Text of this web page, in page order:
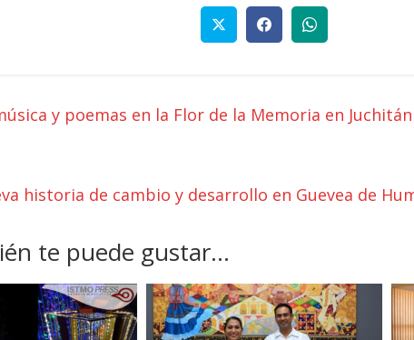
y poemas en la Flor de la Memoria en Juchitán
historia de cambio y desarrollo en Guevea de
te puede gustar...